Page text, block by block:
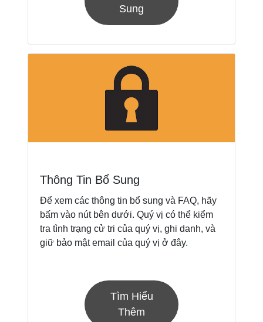
Sung
Thông Tin Bổ Sung
Để xem các thông tin bổ sung và FAQ, hãy
bấm vào nút bên dưới. Quý vị có thể kiểm
tra tình trạng cử tri của quý vị, ghi danh, và
giữ bảo mật email của quý vị ở đây.
Tìm Hiểu
Thêm